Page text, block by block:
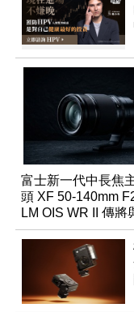
富士新一代中長焦
頭 XF 50-140mm
LM OIS WR II 傳將
同步亮相